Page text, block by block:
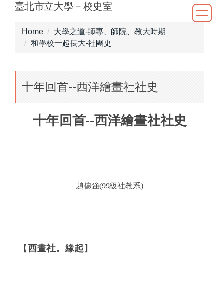
Jump
臺北市立大學－校史室
Home
大學之道-師專、師院、教大時期
和學校一起長大-社團史
十年回首--西洋繪畫社社史
十年回首--西洋繪畫社社史
趙德強(99級社教系)
【西畫社。緣起】